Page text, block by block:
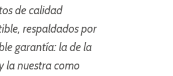
de calidad
respaldados por
garantía: la de la
la nuestra como